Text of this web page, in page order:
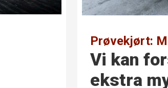
Prøvekjørt:
Vi kan
ekstra